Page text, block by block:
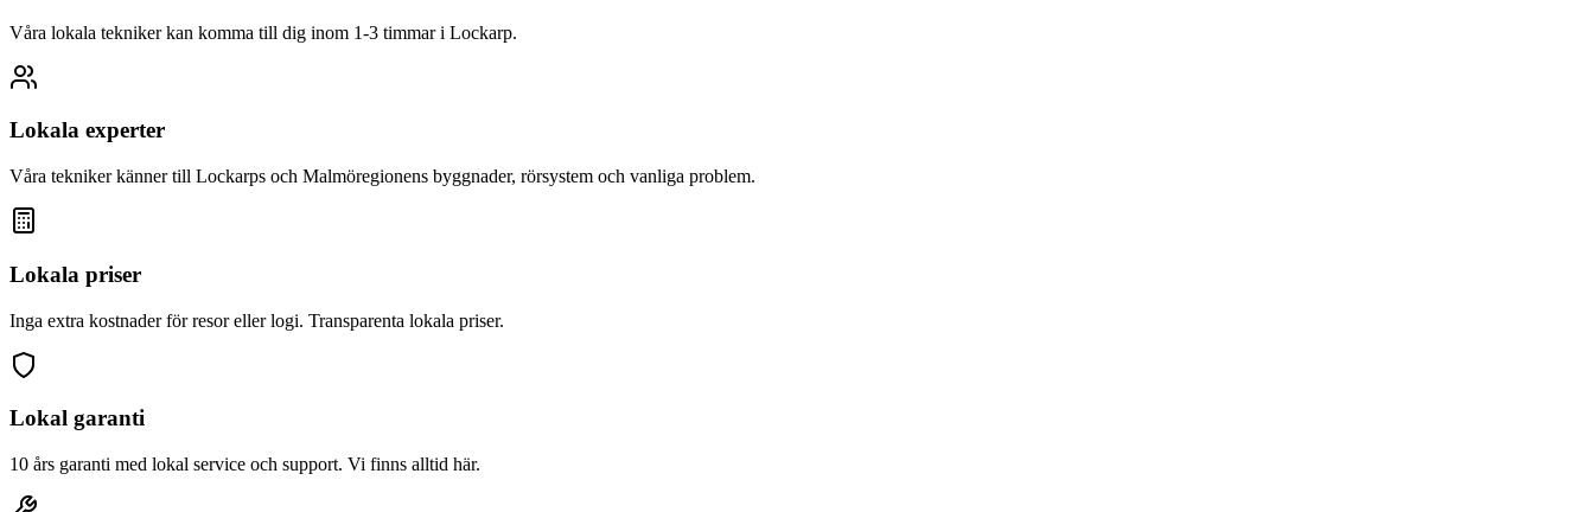
Våra lokala tekniker kan komma till dig inom 1-3 timmar i Lockarp.
Lokala experter
Våra tekniker känner till Lockarps och Malmöregionens byggnader, rörsystem och vanliga problem.
Lokala priser
Inga extra kostnader för resor eller logi. Transparenta lokala priser.
Lokal garanti
10 års garanti med lokal service och support. Vi finns alltid här.